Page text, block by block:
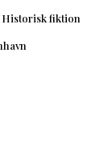
fiktion